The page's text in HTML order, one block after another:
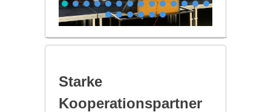
Starke
Kooperationspartner